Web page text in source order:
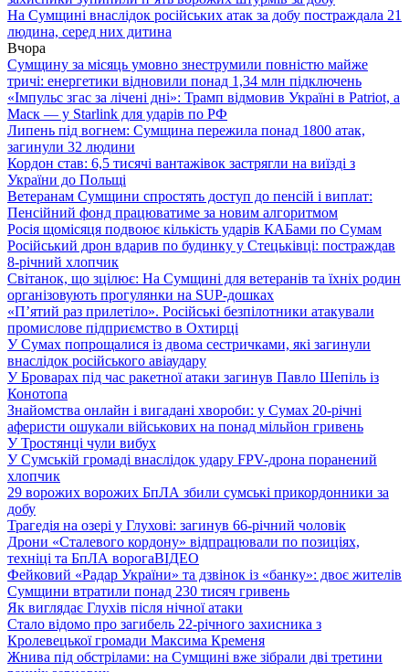
На Сумщині внаслідок російських атак за добу постраждала 21
людина, серед них дитина
Вчора
Сумщину за місяць умовно знеструмили повністю майже
тричі: енергетики відновили понад 1,34 млн підключень
«Імпульс згас за лічені дні»: Трамп відмовив Україні в Patriot, а
Маск — у Starlink для ударів по РФ
Липень під вогнем: Сумщина пережила понад 1800 атак,
загинули 32 людини
Кордон став: 6,5 тисячі вантажівок застрягли на виїзді з
України до Польщі
Ветеранам Сумщини спростять доступ до пенсій і виплат:
Пенсійний фонд працюватиме за новим алгоритмом
Росія щомісяця подвоює кількість ударів КАБами по Сумам
Російський дрон вдарив по будинку у Стецьківці: постраждав
8-річний хлопчик
Світанок, що зцілює: На Сумщині для ветеранів та їхніх родин
організовують прогулянки на SUP-дошках
«П’ятий раз прилетіло». Російські безпілотники атакували
промислове підприємство в Охтирці
У Сумах попрощалися із двома сестричками, які загинули
внаслідок російського авіаудару
У Броварах під час ракетної атаки загинув Павло Шепіль із
Конотопа
Знайомства онлайн і вигадані хвороби: у Сумах 20-річні
аферисти ошукали військових на понад мільйон гривень
У Тростянці чули вибух
У Сумській громаді внаслідок удару FPV-дрона поранений
хлопчик
29 ворожих ворожих БпЛА збили сумські прикордонники за
добу
Трагедія на озері у Глухові: загинув 66-річний чоловік
Дрони «Сталевого кордону» відпрацювали по позиціях,
техніці та БпЛА ворогаВІДЕО
Фейковий «Радар України» та дзвінок із «банку»: двоє жителів
Сумщини втратили понад 230 тисяч гривень
Як виглядає Глухів після нічної атаки
Стало відомо про загибель 22-річного захисника з
Кролевецької громади Максима Кременя
Жнива під обстрілами: на Сумщині вже зібрали дві третини